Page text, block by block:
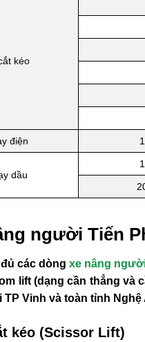
kéo
điện
dầu
người Tiến
các dòngxe nâng
lift (dạng cần thẳng và
Vinh và toàn tỉnh Nghệ
kéo (Scissor Lift)